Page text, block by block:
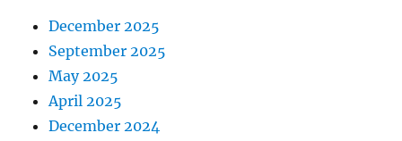
December 2025
September 2025
May 2025
April 2025
December 2024